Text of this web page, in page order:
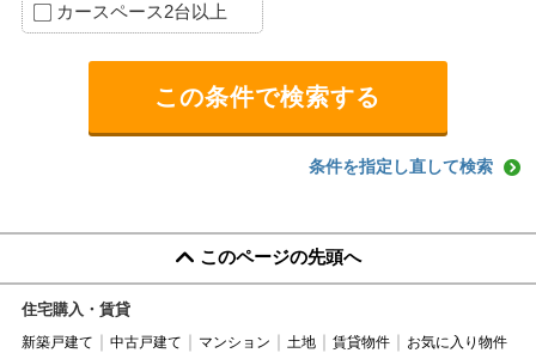
カースペース2台以上
条件を指定し直して検索
このページの先頭へ
住宅購入・賃貸
新築戸建て 中古戸建て マンション 土地 賃貸物件 お気に入り物件